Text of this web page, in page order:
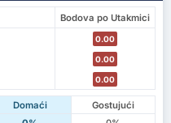
Bodova po Utakmici
0.00
0.00
0.00
Domaći
Gostujući